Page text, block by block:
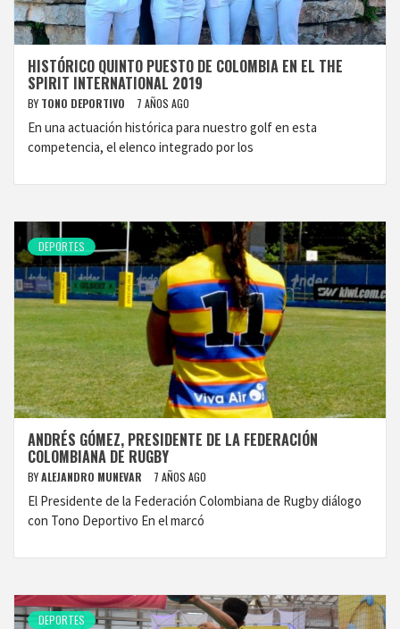
HISTÓRICO QUINTO PUESTO DE COLOMBIA EN EL THE
SPIRIT INTERNATIONAL 2019
BY TONO DEPORTIVO 7 AÑOS AGO
En una actuación histórica para nuestro golf en esta
competencia, el elenco integrado por los
DEPORTES
ANDRÉS GÓMEZ, PRESIDENTE DE LA FEDERACIÓN
COLOMBIANA DE RUGBY
BYALEJANDRO MUNEVAR 7 AÑOS AGO
El Presidente de la Federación Colombiana de Rugby diálogo
con Tono Deportivo En el marcó
DEPORTES